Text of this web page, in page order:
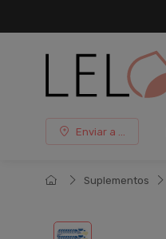
Enviar a ...
Suplementos